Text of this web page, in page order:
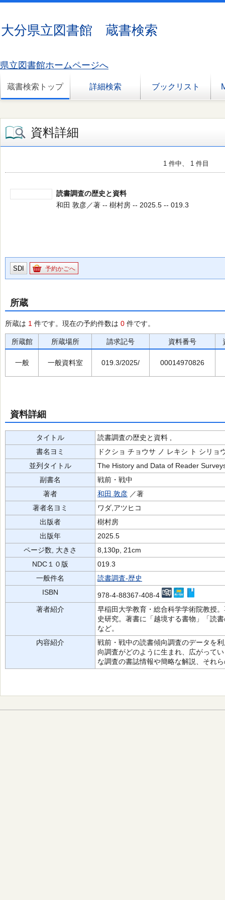
大分県立図書館 蔵書検索
県立図書館ホームページへ
蔵書検索トップ 詳細検索 ブックリスト
資料詳細
1 件中、 1 件目
読書調査の歴史と資料
和田 敦彦／著 -- 樹村房 -- 2025.5 -- 019.3
SDI 予約かごへ
所蔵
所蔵は 1 件です。現在の予約件数は 0 件です。
所蔵館 所蔵場所 請求記号 資料番号
一般 一般資料室 019.3/2025/ 00014970826
資料詳細
タイトル
読書調査の歴史と資料 ,
書名ヨミ
ドクショ チョウサ ノ レキシ ト シリョ
並列タイトル
The History and Data of Reader
副書名
戦前・戦中
著者
和田 敦彦 ／著
著者名ヨミ
ワダ,アツヒコ
出版者
樹村房
出版年
2025.5
ページ数, 大きさ
8,130p, 21cm
NDC１０版
019.3
一般件名
読書調査-歴史
ISBN
978-4-88367-408-4
著者紹介
早稲田大学教育・総合科学学術院教授
史研究。著書に「越境する書物」「読
など。
内容紹介
戦前・戦中の読書傾向調査のデータを
向調査がどのように生まれ、広がって
な調査の書誌情報や簡略な解説、それ